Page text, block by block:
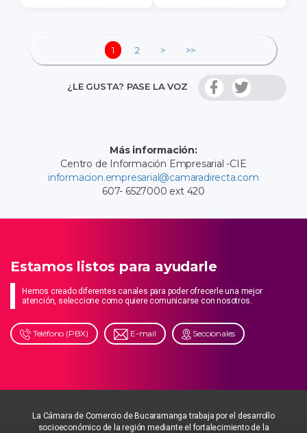
1 2 > >>
¿LE GUSTA? PASE LA VOZ
Más información:
Centro de Información Empresarial -CIE
informacion.empresarial@camaradirecta.com
607- 6527000 ext 420
Estamos listos para ayudarle
Hemos creado diferentes canales para poder ofrecerle una mejor
atención, seleccione como quiere comunicarse con nosotros.
Teléfono (PBX) E-mail Seccionales
La Cámara de Comercio de Bucaramanga trabaja por el desarrollo
socioeconómico de la región mediante el fortalecimiento de la